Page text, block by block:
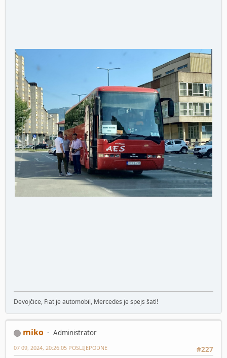
Devojčice, Fiat je automobil, Mercedes je spejs šatl!
miko
Administrator
#227
07 09, 2024, 20:26:05 POSLIJEPODNE